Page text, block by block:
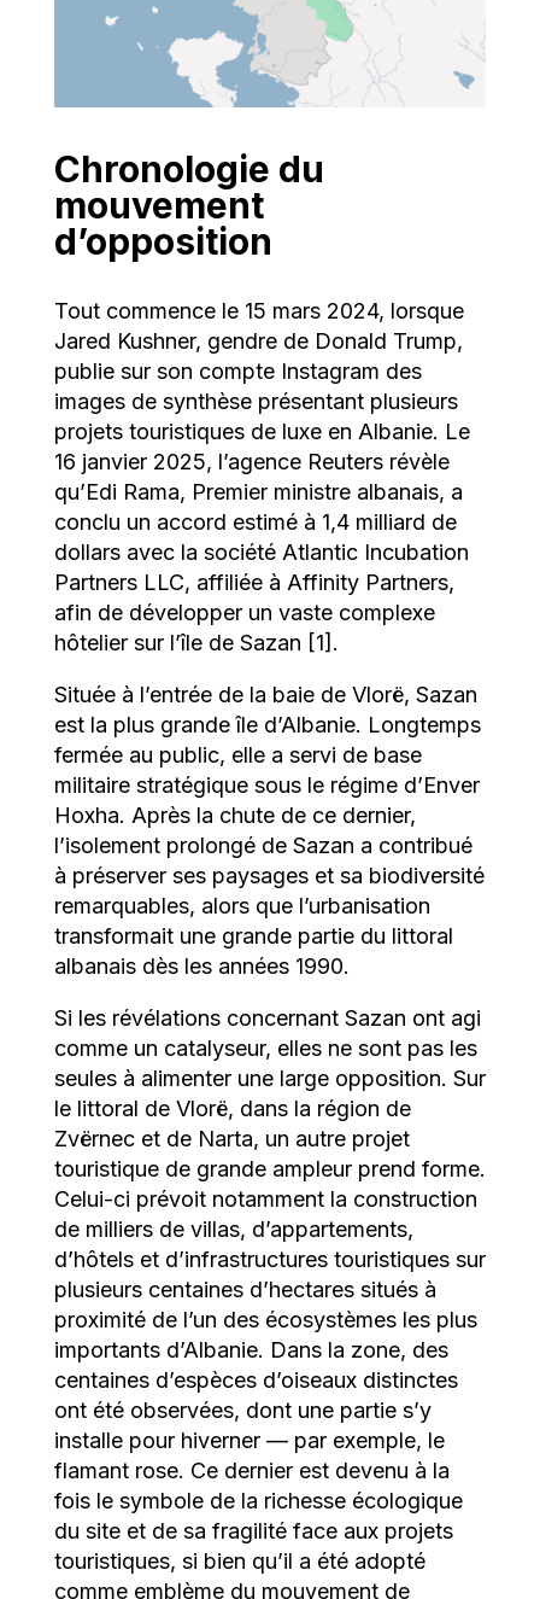
Chronologie du
mouvement
d’opposition
Tout commence le 15 mars 2024, lorsque
Jared Kushner, gendre de Donald Trump,
publie sur son compte Instagram des
images de synthèse présentant plusieurs
projets touristiques de luxe en Albanie. Le
16 janvier 2025, l’agence Reuters révèle
qu’Edi Rama, Premier ministre albanais, a
conclu un accord estimé à 1,4 milliard de
dollars avec la société Atlantic Incubation
Partners LLC, affiliée à Affinity Partners,
afin de développer un vaste complexe
hôtelier sur l’île de Sazan [1].
Située à l’entrée de la baie de Vlorë, Sazan
est la plus grande île d’Albanie. Longtemps
fermée au public, elle a servi de base
militaire stratégique sous le régime d’Enver
Hoxha. Après la chute de ce dernier,
l’isolement prolongé de Sazan a contribué
à préserver ses paysages et sa biodiversité
remarquables, alors que l’urbanisation
transformait une grande partie du littoral
albanais dès les années 1990.
Si les révélations concernant Sazan ont agi
comme un catalyseur, elles ne sont pas les
seules à alimenter une large opposition. Sur
le littoral de Vlorë, dans la région de
Zvërnec et de Narta, un autre projet
touristique de grande ampleur prend forme.
Celui-ci prévoit notamment la construction
de milliers de villas, d’appartements,
d’hôtels et d’infrastructures touristiques sur
plusieurs centaines d’hectares situés à
proximité de l’un des écosystèmes les plus
importants d’Albanie. Dans la zone, des
centaines d’espèces d’oiseaux distinctes
ont été observées, dont une partie s’y
installe pour hiverner — par exemple, le
flamant rose. Ce dernier est devenu à la
fois le symbole de la richesse écologique
du site et de sa fragilité face aux projets
touristiques, si bien qu’il a été adopté
comme emblème du mouvement de